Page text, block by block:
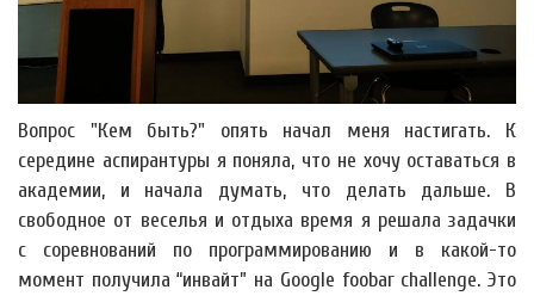
Вопрос "Кем быть?" опять начал меня настигать. К
середине аспирантуры я поняла, что не хочу оставаться в
академии, и начала думать, что делать дальше. В
свободное от веселья и отдыха время я решала задачки
с соревнований по программированию и в какой-то
момент получила “инвайт” на Google foobar challenge. Это